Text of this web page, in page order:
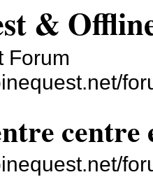
&
Forum
centre